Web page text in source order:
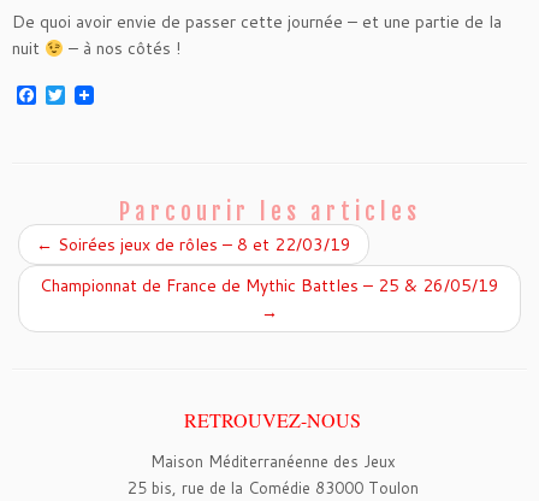
De quoi avoir envie de passer cette journée – et une partie de la
nuit
– à nos côtés !
F
k
T
w
Parcourir les articles
← Soirées jeux de rôles – 8 et 22/03/19
Championnat de France de Mythic Battles – 25 & 26/05/19
→
RETROUVEZ-NOUS
Maison Méditerranéenne des Jeux
25 bis, rue de la Comédie 83000 Toulon